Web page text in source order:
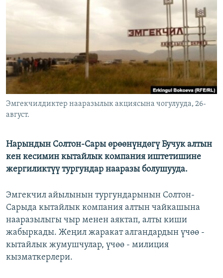
АЗАТТЫК+
ЫҢГАЙСЫЗ СУРООЛОР
ЭЕ/АРнун бардык сайттары
Эмгекчилдиктер нааразылык акциясына чогулууда, 26-
август.
Нарындын Солтон-Сары өрөөнүндөгү Бучук алтын
кен кесимин кытайлык компания иштетишине
жергиликтүү тургундар нааразы болушууда.
Эмгекчил айылынын тургундарынын Солтон-
Сарыда кытайлык компания алтын чайкашына
нааразылыгы чыр менен аяктап, алты киши
жабыркады. Жеңил жаракат алгандардын үчөө -
кытайлык жумушчулар, үчөө - милиция
кызматкерлери.